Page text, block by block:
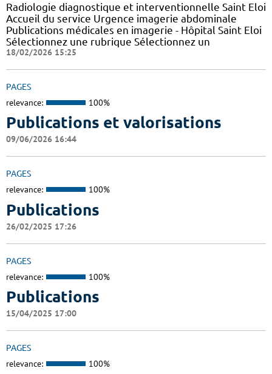
Radiologie diagnostique et interventionnelle Saint Eloi
Accueil du service Urgence imagerie abdominale
Publications médicales en imagerie - Hôpital Saint Eloi
Sélectionnez une rubrique Sélectionnez un
18/02/2026 15:25
PAGES
relevance: 100%
Publications et valorisations
09/06/2026 16:44
PAGES
relevance: 100%
Publications
26/02/2025 17:26
PAGES
relevance: 100%
Publications
15/04/2025 17:00
PAGES
relevance: 100%